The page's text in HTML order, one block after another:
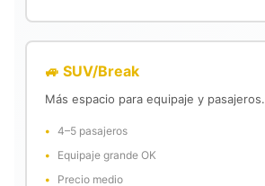
🚙 SUV/Break
Más espacio para equipaje y pasajeros.
4–5 pasajeros
Equipaje grande OK
Precio medio